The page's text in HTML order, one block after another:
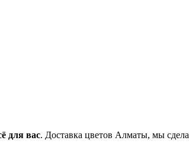
для вас. Доставка цветов Алматы, мы